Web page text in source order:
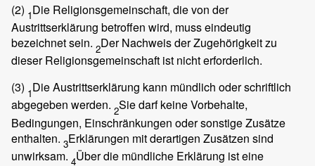
(2) 1Die Religionsgemeinschaft, die von der
Austrittserklärung betroffen wird, muss eindeutig
bezeichnet sein. 2Der Nachweis der Zugehörigkeit zu
dieser Religionsgemeinschaft ist nicht erforderlich.
(3) 1Die Austrittserklärung kann mündlich oder schriftlich
abgegeben werden. 2Sie darf keine Vorbehalte,
Bedingungen, Einschränkungen oder sonstige Zusätze
enthalten. 3Erklärungen mit derartigen Zusätzen sind
unwirksam. 4Über die mündliche Erklärung ist eine